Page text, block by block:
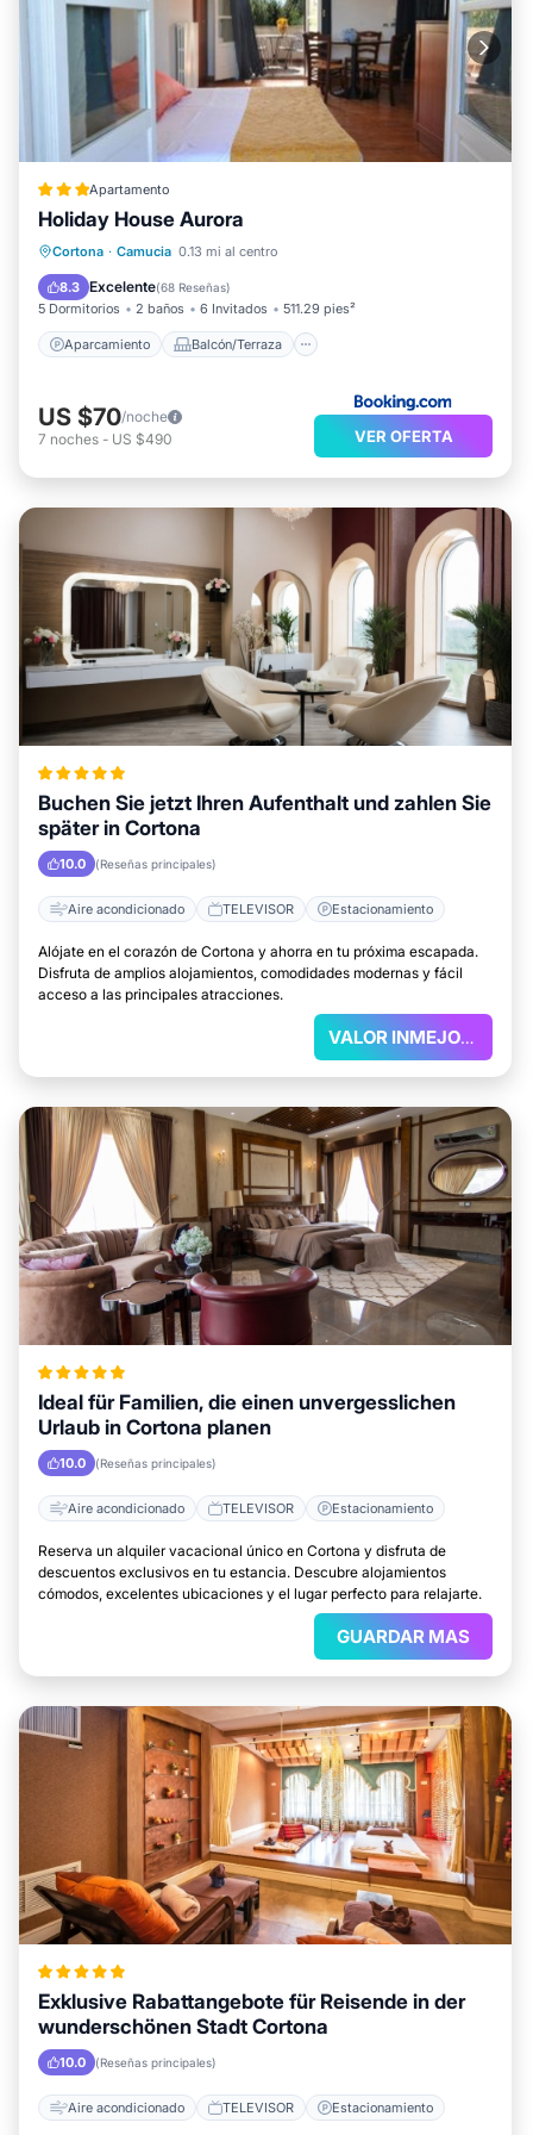
Apartamento
Holiday House Aurora
Cortona · Camucia 0.13 mi al centro
8.3 Excelente(68 Reseñas)
5 Dormitorios 2 baños 6 Invitados 511.29 pies²
Aparcamiento Balcón/Terraza
Aparcamiento
Balcón/Terraza
Vistas
Internet
US $70/noche
7 noches - US $490 VER OFERTA
Buchen Sie jetzt Ihren Aufenthalt und zahlen Sie
später in Cortona
10.0 (Reseñas principales)
Aire acondicionado TELEVISOR Estacionamiento
Alójate en el corazón de Cortona y ahorra en tu próxima escapada.
Disfruta de amplios alojamientos, comodidades modernas y fácil
acceso a las principales atracciones.
VALOR INMEJORABLE
Ideal für Familien, die einen unvergesslichen
Urlaub in Cortona planen
10.0 (Reseñas principales)
Aire acondicionado TELEVISOR Estacionamiento
Reserva un alquiler vacacional único en Cortona y disfruta de
descuentos exclusivos en tu estancia. Descubre alojamientos
cómodos, excelentes ubicaciones y el lugar perfecto para relajarte.
GUARDAR MAS
Exklusive Rabattangebote für Reisende in der
wunderschönen Stadt Cortona
10.0 (Reseñas principales)
Aire acondicionado TELEVISOR Estacionamiento